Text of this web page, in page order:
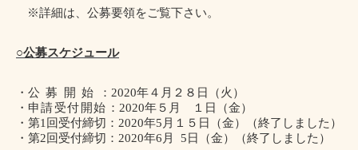
※詳細は、公募要領をご覧下さい。
○公募スケジュール
・ 公募開始 ： 2020年４月２８日（火）
・ 申請受付開始 ： 2020年５月 １日（金）
・ 第1 回受付締切 ： 2020年5 月１５日（金）
（終了しました）
・ 第2回受付締切 ： 2020年6 月 5日（金）
（終了しました）